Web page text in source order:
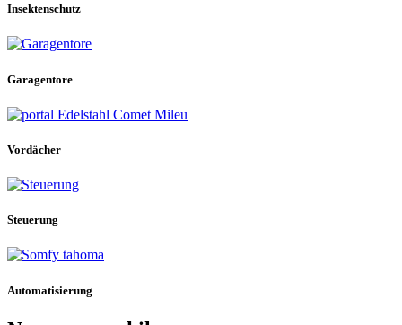
Insektenschutz
Garagentore
Vordächer
Steuerung
Automatisierung